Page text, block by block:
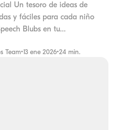
Un tesoro de ideas de
y fáciles para cada niño
Blubs en tu...
Team•13 ene 2026•24 min.